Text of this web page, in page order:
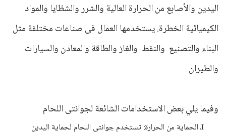
اليدين والأصابع من الحرارة العالية والشرر والشظايا والمواد
الكيميائية الخطرة. يستخدمها العمال فى صناعات مختلفة مثل
البناء والتصنيع والنفط والغاز والطاقة والمعادن والسيارات
والطيران
وفيما يلي بعض الاستخدامات الشائعة لجوانتى اللحام
الحماية من الحرارة: تستخدم جوانتى اللحام لحماية اليدين